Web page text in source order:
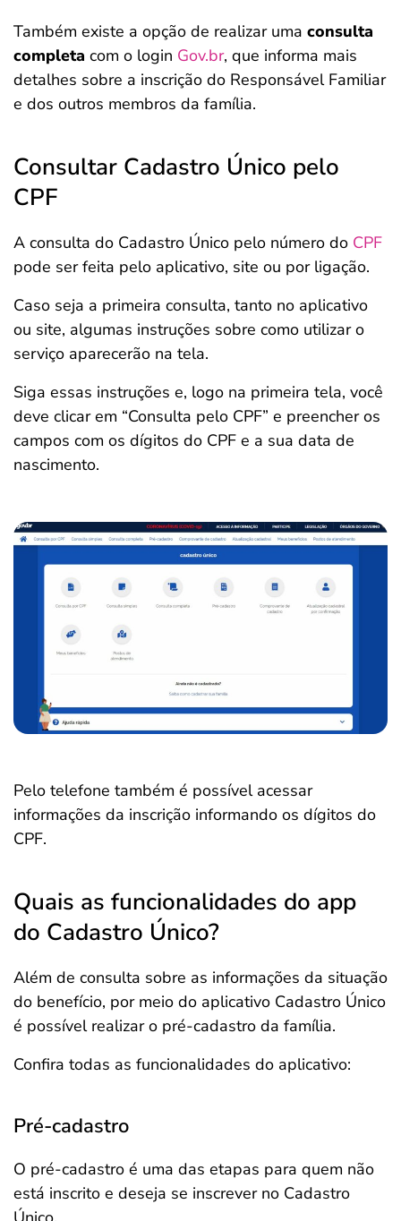
Também existe a opção de realizar uma consulta
completa com o login Gov.br, que informa mais
detalhes sobre a inscrição do Responsável Familiar
e dos outros membros da família.
Consultar Cadastro Único pelo
CPF
A consulta do Cadastro Único pelo número do CPF
pode ser feita pelo aplicativo, site ou por ligação.
Caso seja a primeira consulta, tanto no aplicativo
ou site, algumas instruções sobre como utilizar o
serviço aparecerão na tela.
Siga essas instruções e, logo na primeira tela, você
deve clicar em “Consulta pelo CPF” e preencher os
campos com os dígitos do CPF e a sua data de
nascimento.
Pelo telefone também é possível acessar
informações da inscrição informando os dígitos do
CPF.
Quais as funcionalidades do app
do Cadastro Único?
Além de consulta sobre as informações da situação
do benefício, por meio do aplicativo Cadastro Único
é possível realizar o pré-cadastro da família.
Confira todas as funcionalidades do aplicativo:
Pré-cadastro
O pré-cadastro é uma das etapas para quem não
está inscrito e deseja se inscrever no Cadastro